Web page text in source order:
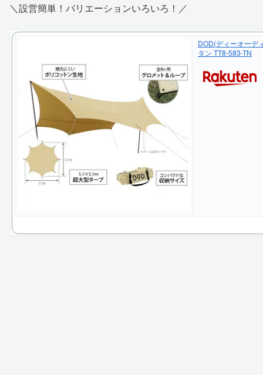
＼設営簡単！バリエーションいろいろ！／
DOD(ディーオーデ
タン TT8-583-TN